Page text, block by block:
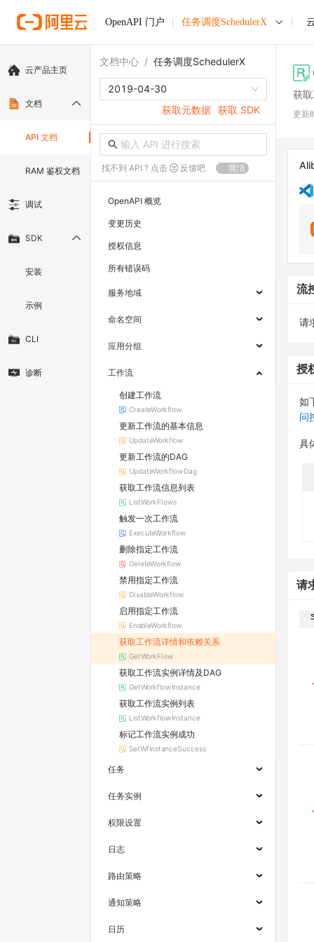
OpenAPI 门户 任务调度SchedulerX
云产品主页
文档
API 文档
RAM 鉴权文档
调试
SDK
安装
示例
CLI
诊断
文档中心 / 任务调度SchedulerX
2019-04-30
获取元数据 获取 SDK
找不到 API ? 点击 反馈吧 简洁
OpenAPI 概览
变更历史
授权信息
所有错误码
服务地域
命名空间
应用分组
工作流
创建工作流
CreateWorkflow
更新工作流的基本信息
UpdateWorkflow
更新工作流的DAG
UpdateWorkflowDag
获取工作流信息列表
ListWorkFlows
触发一次工作流
ExecuteWorkflow
删除指定工作流
DeleteWorkflow
禁用指定工作流
DisableWorkflow
启用指定工作流
EnableWorkflow
获取工作流详情和依赖关系
GetWorkFlow
获取工作流实例详情及DAG
GetWorkflowInstance
获取工作流实例列表
ListWorkflowInstance
标记工作流实例成功
SetWfInstanceSuccess
任务
任务实例
权限设置
日志
路由策略
通知策略
日历
获
更新
流
请
授
如
问
具
请